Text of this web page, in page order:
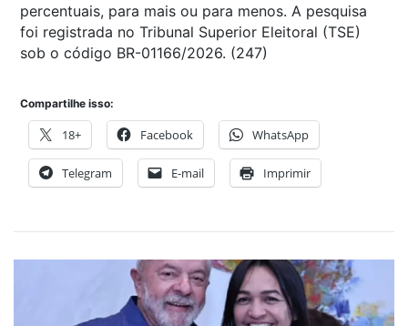
percentuais, para mais ou para menos. A pesquisa
foi registrada no Tribunal Superior Eleitoral (TSE)
sob o código BR-01166/2026. (247)
Compartilhe isso:
18+ Facebook WhatsApp
Telegram E-mail Imprimir